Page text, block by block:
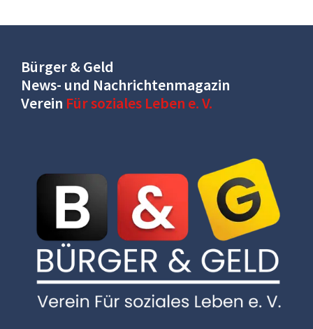
Bürger & Geld
News- und Nachrichtenmagazin
Verein Für soziales Leben e. V.